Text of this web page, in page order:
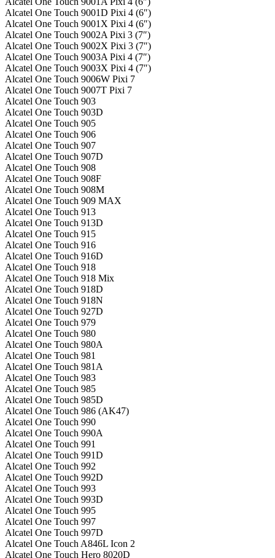
Alcatel One Touch 9001D Pixi 4 (6″)
Alcatel One Touch 9001X Pixi 4 (6″)
Alcatel One Touch 9002A Pixi 3 (7″)
Alcatel One Touch 9002X Pixi 3 (7″)
Alcatel One Touch 9003A Pixi 4 (7″)
Alcatel One Touch 9003X Pixi 4 (7″)
Alcatel One Touch 9006W Pixi 7
Alcatel One Touch 9007T Pixi 7
Alcatel One Touch 903
Alcatel One Touch 903D
Alcatel One Touch 905
Alcatel One Touch 906
Alcatel One Touch 907
Alcatel One Touch 907D
Alcatel One Touch 908
Alcatel One Touch 908F
Alcatel One Touch 908M
Alcatel One Touch 909 MAX
Alcatel One Touch 913
Alcatel One Touch 913D
Alcatel One Touch 915
Alcatel One Touch 916
Alcatel One Touch 916D
Alcatel One Touch 918
Alcatel One Touch 918 Mix
Alcatel One Touch 918D
Alcatel One Touch 918N
Alcatel One Touch 927D
Alcatel One Touch 979
Alcatel One Touch 980
Alcatel One Touch 980A
Alcatel One Touch 981
Alcatel One Touch 981A
Alcatel One Touch 983
Alcatel One Touch 985
Alcatel One Touch 985D
Alcatel One Touch 986 (AK47)
Alcatel One Touch 990
Alcatel One Touch 990A
Alcatel One Touch 991
Alcatel One Touch 991D
Alcatel One Touch 992
Alcatel One Touch 992D
Alcatel One Touch 993
Alcatel One Touch 993D
Alcatel One Touch 995
Alcatel One Touch 997
Alcatel One Touch 997D
Alcatel One Touch A846L Icon 2
Alcatel One Touch Hero 8020D